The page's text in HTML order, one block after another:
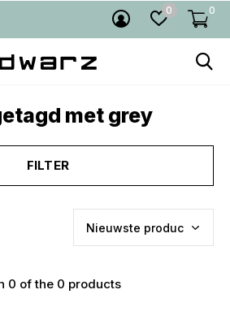
0 0
met grey
FILTER
0 of the 0 products